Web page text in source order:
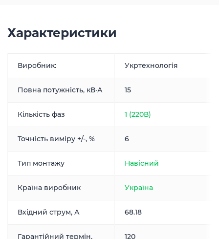
Характеристики
Виробник: Укртехнологія
Повна потужність, кВ·А 15
Кількість фаз 1 (220В)
Точність виміру +/-, % 6
Тип монтажу Навісний
Країна виробник Україна
Вхідний струм, А 68.18
Гарантійний термін, 120